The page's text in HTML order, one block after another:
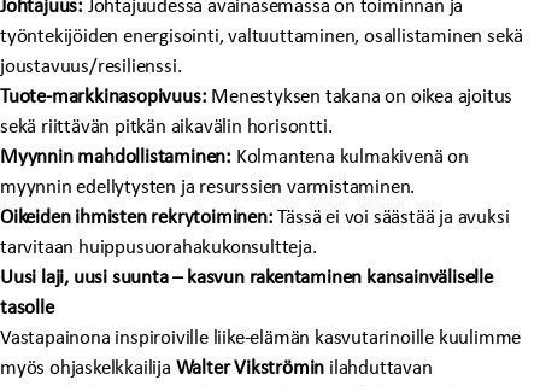
Johtajuus: Johtajuudessa avainasemassa on toiminnan ja
työntekijöiden energisointi, valtuuttaminen, osallistaminen sekä
joustavuus/resilienssi.
Tuote-markkinasopivuus: Menestyksen takana on oikea ajoitus
sekä riittävän pitkän aikavälin horisontti.
Myynnin mahdollistaminen: Kolmantena kulmakivenä on
myynnin edellytysten ja resurssien varmistaminen.
Oikeiden ihmisten rekrytoiminen:Tässä ei voi säästää ja avuksi
tarvitaan huippusuorahakukonsultteja.
Uusi laji, uusi suunta – kasvun rakentaminen kansainväliselle
tasolle
Vastapainona inspiroiville liike-elämän kasvutarinoille kuulimme
myös ohjaskelkkailija Walter Vikströmin ilahduttavan